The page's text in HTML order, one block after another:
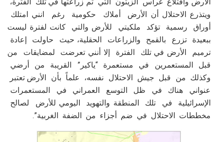
ويتذرع الاحتلال أن الأرض أملاك حكومية رغم انني امتلك
أوراق رسمية تؤكد ملكيتي للأرض والتي كانت لفترة ليست
ببعيدة تزرع بالقمح والزراعات الحقلية، حيث حاولت إعادة
ترميم الأرض في تلك الفترة إلا أنني تعرضت لمضايقات من
قبل المستعمرين في مستعمرة “ياكير” القريبة من أرضي
وكذلك من قبل جيش الاحتلال نفسه، علماً بأن الأرض تعتبر
عنواني هناك في ظل التوسع العمراني في المستعمرات
الإسرائيلية في تلك المنطقة والتهويد اليومي للأرض لصالح
مخططات الاحتلال في ضم أجزاء من الضفة الغربية”.